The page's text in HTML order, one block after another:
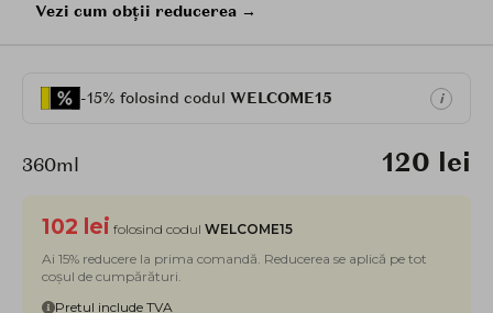
Vezi cum obții reducerea →
-15% folosind codul WELCOME15 i
360ml 120 lei
102 lei folosind codul WELCOME15
Ai 15% reducere la prima comandă. Reducerea se aplică pe tot
coșul de cumpărături.
Pretul include TVA